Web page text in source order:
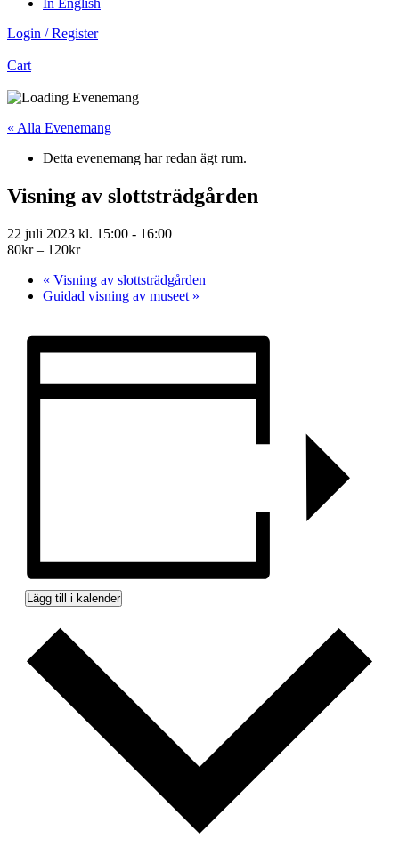
In English
Login / Register
Cart
« Alla Evenemang
Detta evenemang har redan ägt rum.
Visning av slottsträdgården
22 juli 2023 kl. 15:00 - 16:00
80kr – 120kr
« Visning av slottsträdgården
Guidad visning av museet »
Lägg till i kalender